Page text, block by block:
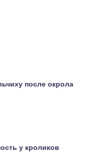
после окрола
у кроликов